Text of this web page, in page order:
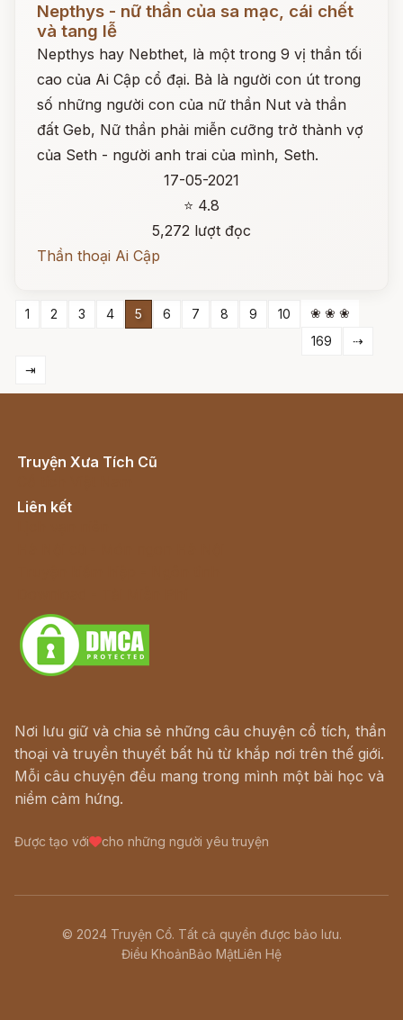
Nepthys - nữ thần của sa mạc, cái chết
và tang lễ
Nepthys hay Nebthet, là một trong 9 vị thần tối
cao của Ai Cập cổ đại. Bà là người con út trong
số những người con của nữ thần Nut và thần
đất Geb, Nữ thần phải miễn cưỡng trở thành vợ
của Seth - người anh trai của mình, Seth.
17-05-2021
⭐ 4.8
5,272 lượt đọc
Thần thoại Ai Cập
1 2 3 4 5 6 7 8 9 10
❀ ❀ ❀
169
⇢
⇥
Truyện Xưa Tích Cũ
Liên kết
Nơi lưu giữ và chia sẻ những câu chuyện cổ tích, thần
thoại và truyền thuyết bất hủ từ khắp nơi trên thế giới.
Mỗi câu chuyện đều mang trong mình một bài học và
niềm cảm hứng.
Được tạo với cho những người yêu truyện
© 2024 Truyện Cổ. Tất cả quyền được bảo lưu.
Điều KhoảnBảo MậtLiên Hệ